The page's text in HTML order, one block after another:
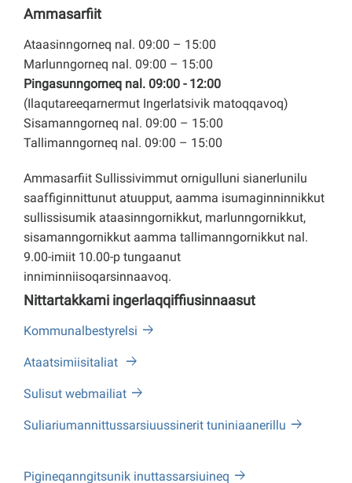
Ammasarfiit
Ataasinngorneq nal. 09:00 – 15:00
Marlunngorneq nal. 09:00 – 15:00
Pingasunngorneq nal. 09:00 - 12:00
(Ilaqutareeqarnermut Ingerlatsivik matoqqavoq)
Sisamanngorneq nal. 09:00 – 15:00
Tallimanngorneq nal. 09:00 – 15:00
Ammasarfiit Sullissivimmut ornigulluni sianerlunilu
saaffiginnittunut atuupput, aamma isumaginninnikkut
sullissisumik ataasinngornikkut, marlunngornikkut,
sisamanngornikkut aamma tallimanngornikkut nal.
9.00-imiit 10.00-p tungaanut
inniminniisoqarsinnaavoq.
Nittartakkami ingerlaqqiffiusinnaasut
Kommunalbestyrelsi
Ataatsimiisitaliat
Sulisut webmailiat
Suliariumannittussarsiuussinerit tuniniaanerillu
Pigineqanngitsunik inuttassarsiuineq